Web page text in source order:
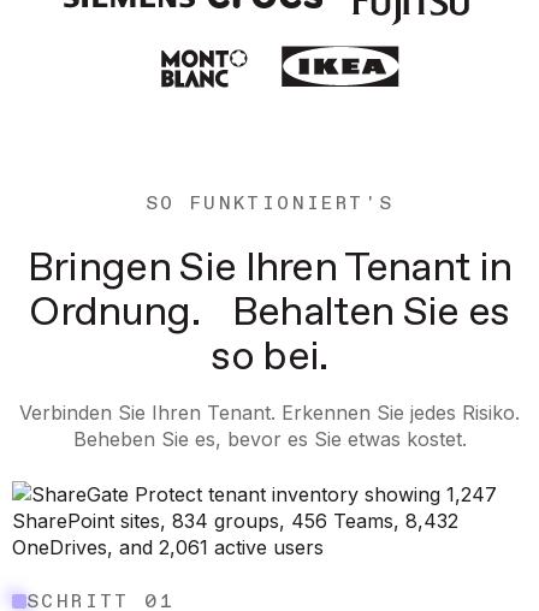
SO FUNKTIONIERT'S
Bringen Sie Ihren Tenant in
Ordnung. Behalten Sie es
so bei.
Verbinden Sie Ihren Tenant. Erkennen Sie jedes Risiko.
Beheben Sie es, bevor es Sie etwas kostet.
SCHRITT 01